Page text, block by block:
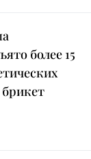
более 15